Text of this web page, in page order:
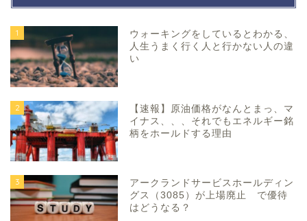
1
ウォーキングをしているとわかる、
人生うまく行く人と行かない人の違
い
2
【速報】原油価格がなんとまっ、マ
イナス、、、それでもエネルギー銘
柄をホールドする理由
3
アークランドサービスホールディン
グス（3085）が上場廃止 で優待
はどうなる？